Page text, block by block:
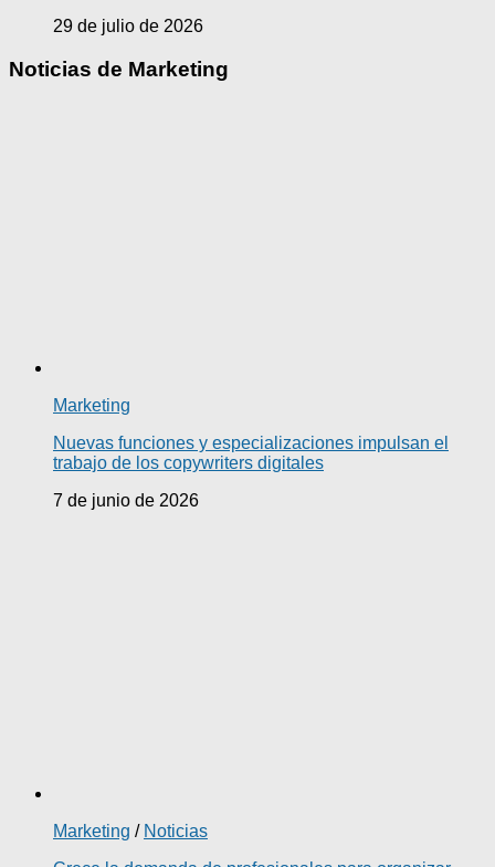
29 de julio de 2026
Noticias de Marketing
Marketing
Nuevas funciones y especializaciones impulsan el
trabajo de los copywriters digitales
7 de junio de 2026
Marketing / Noticias